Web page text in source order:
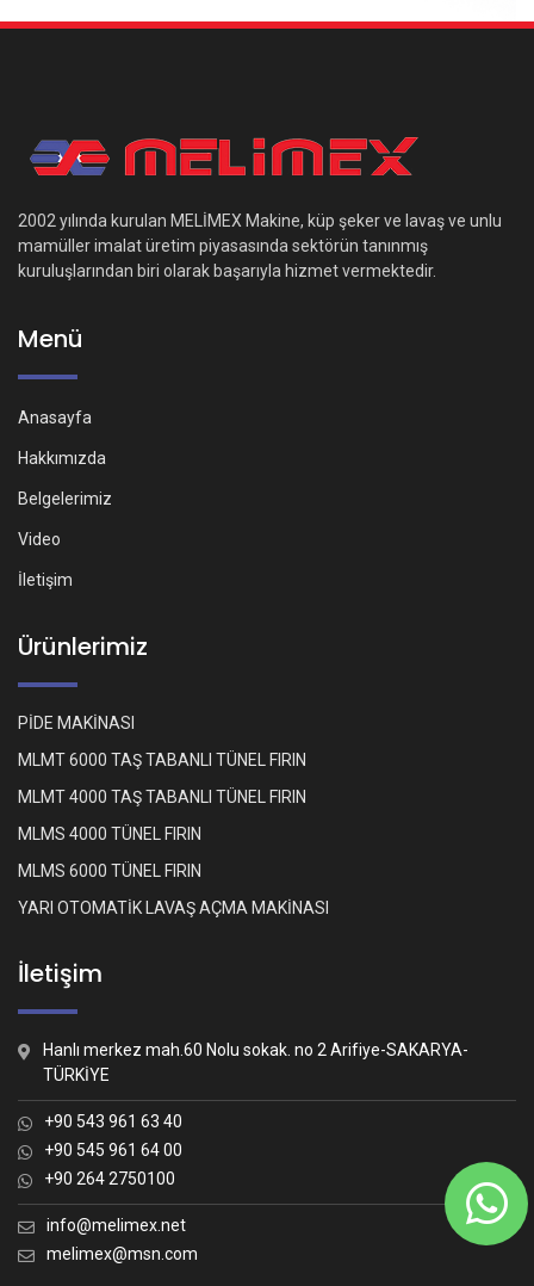
2002 yılında kurulan MELİMEX Makine, küp şeker ve lavaş ve unlu
mamüller imalat üretim piyasasında sektörün tanınmış
kuruluşlarından biri olarak başarıyla hizmet vermektedir.
Menü
Anasayfa
Hakkımızda
Belgelerimiz
Video
İletişim
Ürünlerimiz
PİDE MAKİNASI
MLMT 6000 TAŞ TABANLI TÜNEL FIRIN
MLMT 4000 TAŞ TABANLI TÜNEL FIRIN
MLMS 4000 TÜNEL FIRIN
MLMS 6000 TÜNEL FIRIN
YARI OTOMATİK LAVAŞ AÇMA MAKİNASI
İletişim
Hanlı merkez mah.60 Nolu sokak. no 2 Arifiye-SAKARYA-
TÜRKİYE
+90 543 961 63 40
+90 545 961 64 00
+90 264 2750100
info@melimex.net
melimex@msn.com
Nasıl yardımcı olabiliriz?